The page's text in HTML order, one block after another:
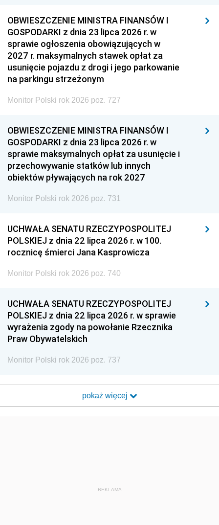
OBWIESZCZENIE MINISTRA FINANSÓW I
GOSPODARKI z dnia 23 lipca 2026 r. w
sprawie ogłoszenia obowiązujących w
2027 r. maksymalnych stawek opłat za
usunięcie pojazdu z drogi i jego parkowanie
na parkingu strzeżonym
Monitor Polski rok 2026 poz. 727
OBWIESZCZENIE MINISTRA FINANSÓW I
GOSPODARKI z dnia 23 lipca 2026 r. w
sprawie maksymalnych opłat za usunięcie i
przechowywanie statków lub innych
obiektów pływających na rok 2027
Monitor Polski rok 2026 poz. 731
UCHWAŁA SENATU RZECZYPOSPOLITEJ
POLSKIEJ z dnia 22 lipca 2026 r. w 100.
rocznicę śmierci Jana Kasprowicza
Monitor Polski rok 2026 poz. 740
UCHWAŁA SENATU RZECZYPOSPOLITEJ
POLSKIEJ z dnia 22 lipca 2026 r. w sprawie
wyrażenia zgody na powołanie Rzecznika
Praw Obywatelskich
Monitor Polski rok 2026 poz. 737
pokaż więcej
REKLAMA